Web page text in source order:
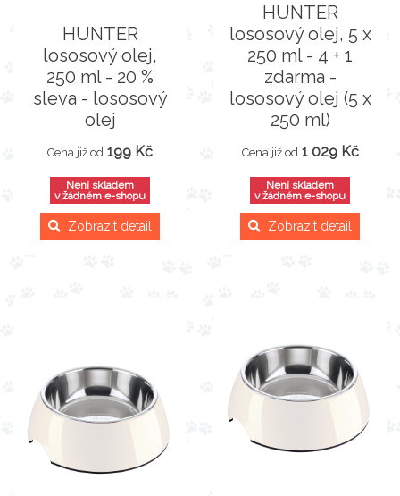
HUNTER
lososový olej,
250 ml - 20 %
sleva - lososový
olej
Cena již od 199 Kč
Není skladem
v žádném e-shopu
Zobrazit detail
HUNTER
lososový olej, 5 x
250 ml - 4 + 1
zdarma -
lososový olej (5 x
250 ml)
Cena již od 1 029 Kč
Není skladem
v žádném e-shopu
Zobrazit detail